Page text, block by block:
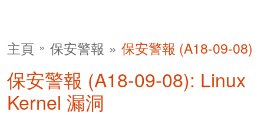
主頁 保安警報 保安警報 (A18-09-08)
保安警報 (A18-09-08): Linux
Kernel 漏洞